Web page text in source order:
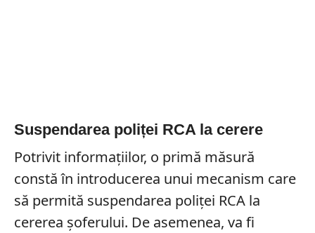
Suspendarea poliței RCA la cerere
Potrivit informațiilor, o primă măsură
constă în introducerea unui mecanism care
să permită suspendarea poliței RCA la
cererea șoferului. De asemenea, va fi